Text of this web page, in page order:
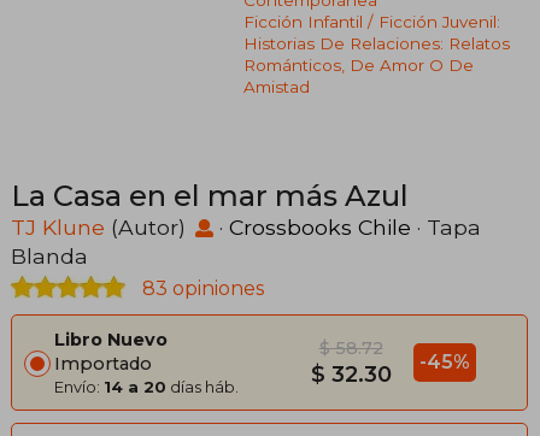
Ficción Infantil / Ficción Juvenil:
Historias De Relaciones: Relatos
Románticos, De Amor O De
Amistad
La Casa en el mar más Azul
TJ Klune (Autor) · Crossbooks Chile · Tapa
Blanda
83 opiniones
Libro Nuevo
Importado
Envío: 14 a 20 días háb.
$ 58.72
$ 32.30 -45%